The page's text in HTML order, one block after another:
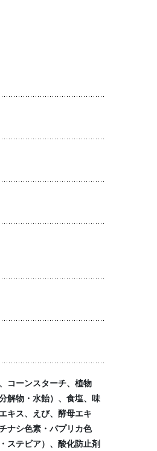
コーンスターチ、植物
解物・水飴）、食塩、味
キス、えび、酵母エキ
ナシ色素・パプリカ色
ステビア）、酸化防止剤